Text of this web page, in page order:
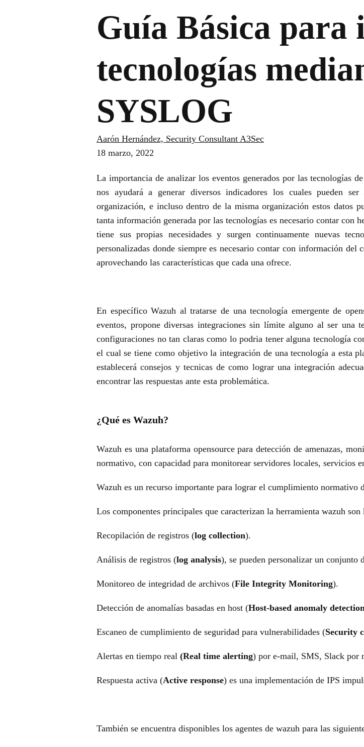
Guía Básica para
tecnologías
SYSLOG
Aarón Hernández, Security Consultant A3Sec
18 marzo, 2022
La importancia de analizar los eventos generados por las tecnologías
nos ayudará a generar diversos indicadores los cuales pueden
organización, e incluso dentro de la misma organización estos datos
tanta información generada por las tecnologías es necesario contar con
tiene sus propias necesidades y surgen continuamente nuevas
personalizadas donde siempre es necesario contar con información del
aprovechando las características que cada una ofrece.
En específico Wazuh al tratarse de una tecnología emergente de
eventos, propone diversas integraciones sin límite alguno al ser una
configuraciones no tan claras como lo podria tener alguna tecnología
el cual se tiene como objetivo la integración de una tecnología a esta
establecerá consejos y tecnicas de como lograr una integración
encontrar las respuestas ante esta problemática.
¿Qué es Wazuh?
Wazuh es una plataforma opensource para detección de amenazas,
normativo, con capacidad para monitorear servidores locales, servicios
Wazuh es un recurso importante para lograr el cumplimiento normativo
Los componentes principales que caracterizan la herramienta wazuh son
Recopilación de registros (log collection).
Análisis de registros (log analysis), se pueden personalizar un conjunto
Monitoreo de integridad de archivos (File Integrity Monitoring).
Detección de anomalías basadas en host (Host-based anomaly
Escaneo de cumplimiento de seguridad para vulnerabilidades (Security
Alertas en tiempo real (Real time alerting) por e-mail, SMS, Slack por
Respuesta activa (Active response) es una implementación de IPS
También se encuentra disponibles los agentes de wazuh para las